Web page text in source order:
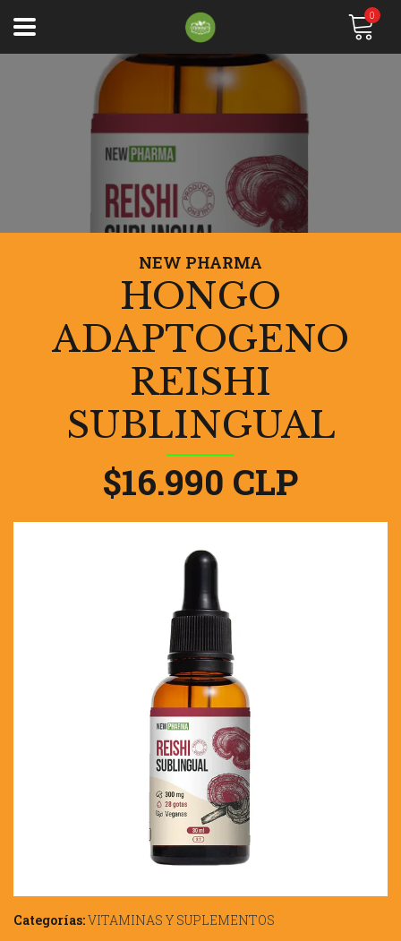
0
NEW PHARMA
HONGO
ADAPTOGENO
REISHI
SUBLINGUAL
$16.990 CLP
Categorías:VITAMINAS Y SUPLEMENTOS